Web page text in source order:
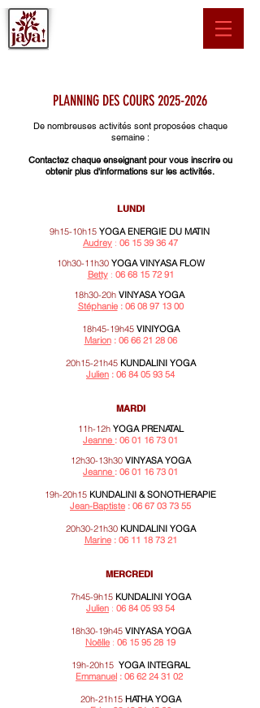
PLANNING DES COURS2025-2026
De nombreuses activités sont proposées chaque
semaine :
Contactez chaque enseignant pour vous inscrire ou
obtenir plus d'informations sur les activités.
LUNDI
9h15-10h15 YOGA ENERGIE DU MATIN
Audrey : 06 15 39 36 47
10h30-11h30 YOGA VINYASA FLOW
Betty : 06 68 15 72 91
18h30-20h VINYASA YOGA
Stéphanie: 06 08 97 13 00
18h45-19h45 VINIYOGA
Marion: 06 66 21 28 06
20h15-21h45 KUNDALINI YOGA
Julien : 06 84 05 93 54
MARDI
11h-12h YOGA PRENATAL
Jeanne : 06 01 16 73 01
12h30-13h30 VINYASA YOGA
Jeanne : 06 01 16 73 01
19h-20h15 KUNDALINI & SONOTHERAPIE
Jean-Baptiste : 06 67 03 73 55
20h30-21h30 KUNDALINI YOGA
Marine: 06 11 18 73 21
MERCREDI
7h45-9h15 KUNDALINI YOGA
Julien : 06 84 05 93 54
18h30-19h45 VINYASA YOGA
Noëlle : 06 15 95 28 19
19h-20h15 YOGA INTEGRAL
Emmanuel : 06 62 24 31 02
20h-21h15 HATHA YOGA